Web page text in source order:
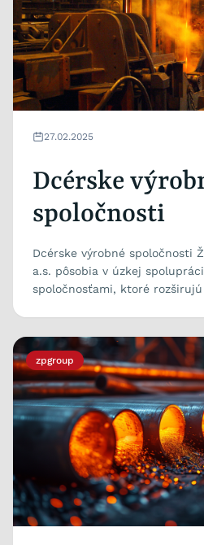
27.02.2025
Dcérske
spoločnosti
Dcérske výrobné spoločnosti
a.s. pôsobia v úzkej
spoločnosťami, ktoré
zpgroup